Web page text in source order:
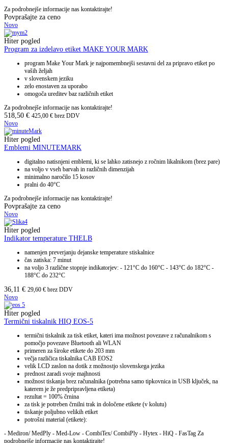
Za podrobnejše informacije nas kontaktirajte!
Povprašajte za ceno
Novo
Hiter pogled
Program za izdelavo etiket MAKE YOUR MARK
program Make Your Mark je najpomembnejši sestavni del za pripravo etiket po
vaših željah
v slovenskem jeziku
zelo enostaven za uporabo
omogoča ureditev baz različnih etiket
Za podrobnejše informacije nas kontaktirajte!
518,50 € 425,00 € brez DDV
Novo
Hiter pogled
Emblemi MINUTEMARK
digitalno natisnjeni emblemi, ki se lahko zatisnejo z ročnim likalnikom (brez pare)
na voljo v vseh barvah in različnih dimenzijah
minimalno naročilo 15 kosov
pralni do 40°C
Za podrobnejše informacije nas kontaktirajte!
Povprašajte za ceno
Novo
Hiter pogled
Indikator temperature THELB
namenjen preverjanju dejanske temperature stiskalnice
čas zatiska: 7 minut
na voljo 3 različne stopnje indikatorjev: - 121°C do 160°C - 143°C do 182°C -
188°C do 232°C
36,11 € 29,60 € brez DDV
Novo
Hiter pogled
Termični tiskalnik HIQ EOS-5
termični tiskalnik za tisk etiket, kateri ima možnost povezave z računalnikom s
pomočjo povezave Bluetooth ali WLAN
primeren za široke etikete do 203 mm
večja različica tiskalnika CAB EOS2
velik LCD zaslon na dotik z možnostjo slovenskega jezika
prednost zaradi svoje majhnosti
možnost tiskanja brez računalnika (potrebna samo tipkovnica in USB ključek, na
katerem je že predpripravljena etiketa)
rezultat = 100% črnina
za tisk je potreben črnilni trak in določene etikete (v kolutu)
tiskanje poljubno velikih etiket
potrošni material (etikete):
- Mediron/ MedPly - Med-Low - CombiTex/ CombiPly - Hytex - HiQ - FasTag Za
podrobnejše informacije nas kontaktirajte!